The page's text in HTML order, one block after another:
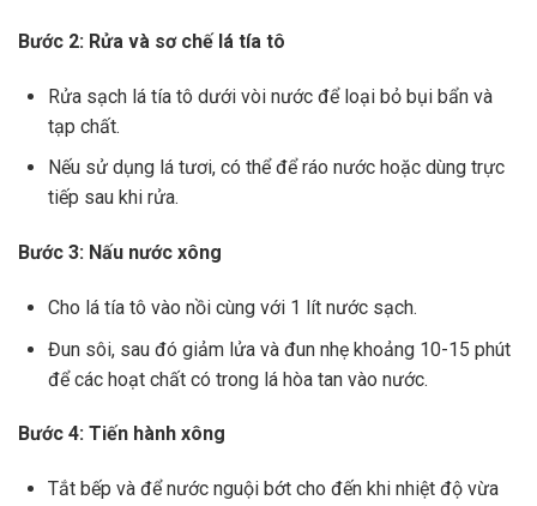
Bước 2: Rửa và sơ chế lá tía tô
Rửa sạch lá tía tô dưới vòi nước để loại bỏ bụi bẩn và
tạp chất.
Nếu sử dụng lá tươi, có thể để ráo nước hoặc dùng trực
tiếp sau khi rửa.
Bước 3: Nấu nước xông
Cho lá tía tô vào nồi cùng với 1 lít nước sạch.
Đun sôi, sau đó giảm lửa và đun nhẹ khoảng 10-15 phút
để các hoạt chất có trong lá hòa tan vào nước.
Bước 4: Tiến hành xông
Tắt bếp và để nước nguội bớt cho đến khi nhiệt độ vừa